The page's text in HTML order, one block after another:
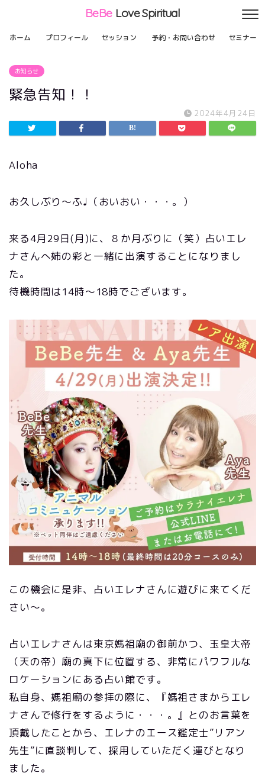
BeBe Love Spiritual
ホーム プロフィール セッション 予約・お問い合わせ セミナー
お知らせ
緊急告知！！
2024年4月24日
Aloha
お久しぶり〜ふ♩（おいおい・・・。）
来る4月29日(月)に、８か月ぶりに（笑）占いエレ
ナさんへ姉の彩と一緒に出演することになりまし
た。
待機時間は14時〜18時でございます。
この機会に是非、占いエレナさんに遊びに来てくだ
さい〜。
占いエレナさんは東京媽祖廟の御前かつ、玉皇大帝
（天の帝）廟の真下に位置する、非常にパワフルな
ロケーションにある占い館です。
私自身、媽祖廟の参拝の際に、『媽祖さまからエレ
ナさんで修行をするように・・・。』とのお言葉を
頂戴したことから、エレナのエース鑑定士”リアン
先生”に直談判して、採用していただく運びとなり
ました。